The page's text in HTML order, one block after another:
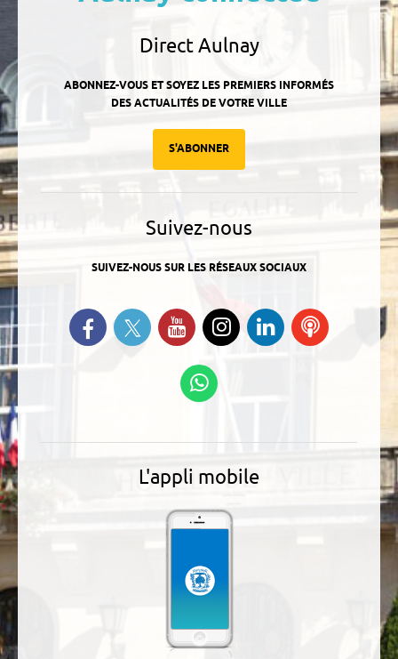
Direct Aulnay
ABONNEZ-VOUS ET SOYEZ LES PREMIERS INFORMÉS
DES ACTUALITÉS DE VOTRE VILLE
S'ABONNER
Suivez-nous
SUIVEZ-NOUS SUR LES RÉSEAUX SOCIAUX
Retrouvez-nous sur Facebook
Suivez-nous sur Twitter
Suivez-nous sur YouTube
Suivez-nous sur
Instagram
Retrouvez-
nous sur
Ecoutez
L'appli mobile